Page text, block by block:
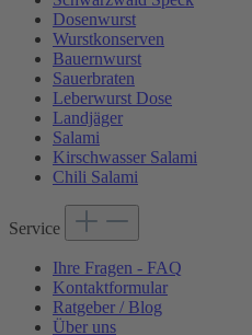
Dosenwurst
Wurstkonserven
Bauernwurst
Sauerbraten
Leberwurst Dose
Landjäger
Salami
Kirschwasser Salami
Chili Salami
Service
Ihre Fragen - FAQ
Kontaktformular
Ratgeber / Blog
Über uns